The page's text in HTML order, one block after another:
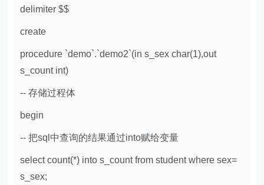
delimiter $$
create
procedure `demo`.`demo2`(in s_sex char(1),out
s_count int)
-- 存储过程体
begin
-- 把sql中查询的结果通过into赋给变量
select count(*) into s_count from student where sex=
s_sex;